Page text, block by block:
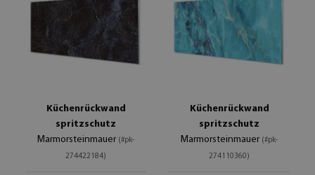
Küchenrückwand
spritzschutz
Marmorsteinmauer (#pk-
274422184)
Küchenrückwand
spritzschutz
Marmorsteinmauer (#pk-
274110360)